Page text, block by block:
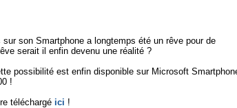
son Smartphone a longtemps été un rêve pour de
serait il enfin devenu une réalité ?
possibilité est enfin disponible sur Microsoft
!
téléchargé ici !